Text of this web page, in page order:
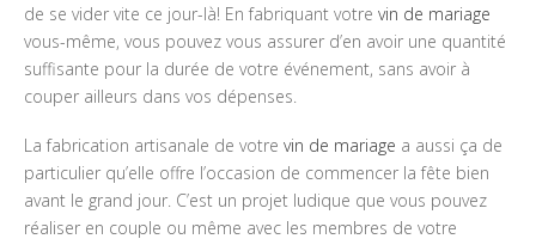
de se vider vite ce jour-là! En fabriquant votre vin de mariage
vous-même, vous pouvez vous assurer d’en avoir une quantité
suffisante pour la durée de votre événement, sans avoir à
couper ailleurs dans vos dépenses.
La fabrication artisanale de votre vin de mariage a aussi ça de
particulier qu’elle offre l’occasion de commencer la fête bien
avant le grand jour. C’est un projet ludique que vous pouvez
réaliser en couple ou même avec les membres de votre